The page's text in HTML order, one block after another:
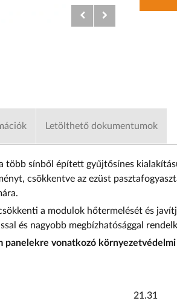
Letölthető dokumentumok
több sínből épített gyűjtősínes
csökkentve az ezüst
a modulok hőtermelését és
és nagyobb megbízhatósággal
panelekre vonatkozó
21.31